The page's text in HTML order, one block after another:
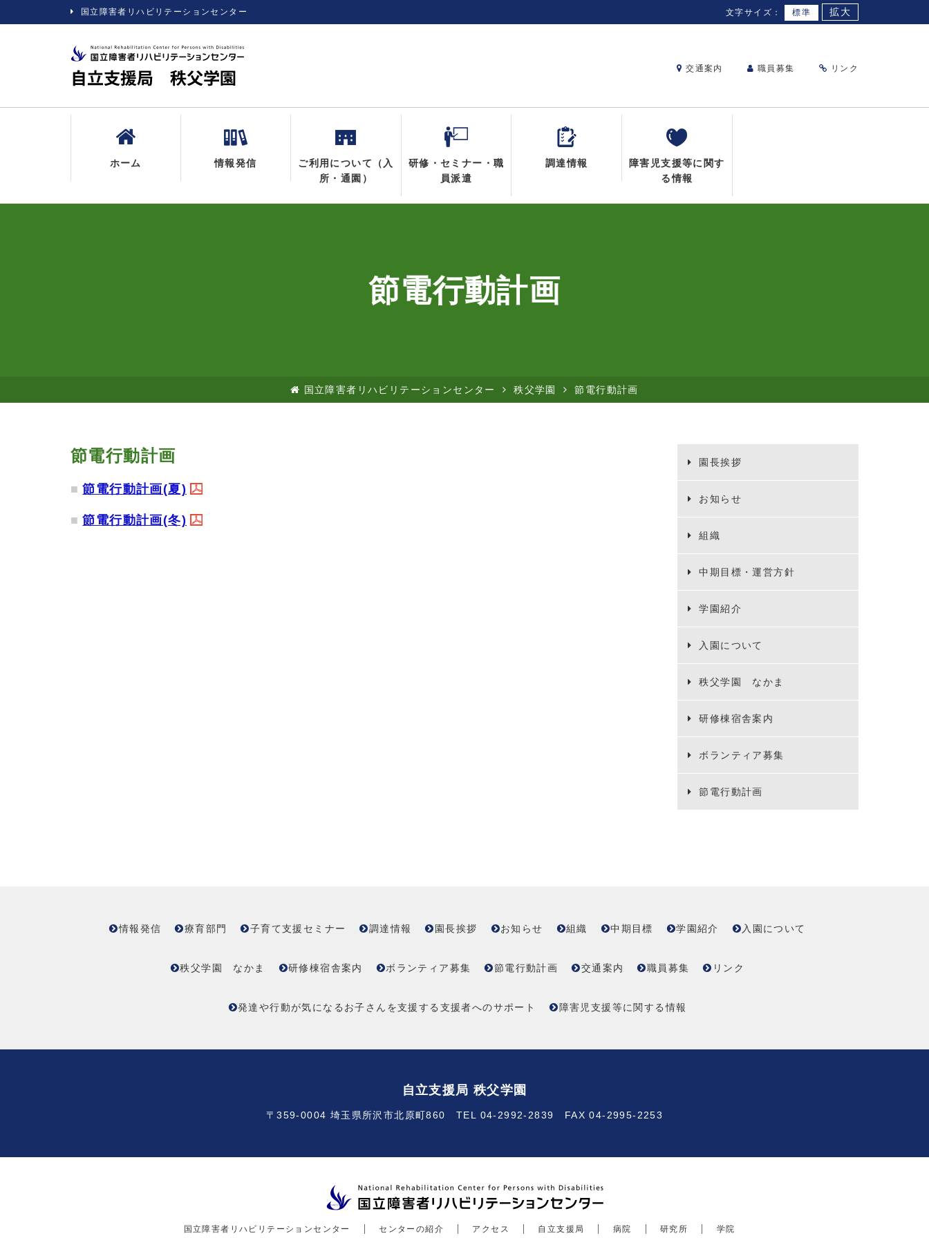
国立障害者リハビリテーションセンター 文字サイズ： 標準 拡大
交通案内 職員募集 リンク
ホーム 情報発信
ご利用について（入
所・通園）
研修・セミナー・職
員派遣
調達情報
障害児支援等に関す
る情報
節電行動計画
国立障害者リハビリテーションセンター 秩父学園 節電行動計画
節電行動計画
節電行動計画(夏)
節電行動計画(冬)
園長挨拶
お知らせ
組織
中期目標・運営方針
学園紹介
入園について
秩父学園 なかま
研修棟宿舎案内
ボランティア募集
節電行動計画
情報発信 療育部門 子育て支援セミナー 調達情報 園長挨拶 お知らせ 組織 中期目標 学園紹介 入園について
秩父学園 なかま 研修棟宿舎案内 ボランティア募集 節電行動計画 交通案内 職員募集 リンク
発達や行動が気になるお子さんを支援する支援者へのサポート 障害児支援等に関する情報
自立支援局 秩父学園
〒359-0004 埼玉県所沢市北原町860 TEL 04-2992-2839 FAX 04-2995-2253
国立障害者リハビリテーションセンター センターの紹介 アクセス 自立支援局 病院 研究所 学院